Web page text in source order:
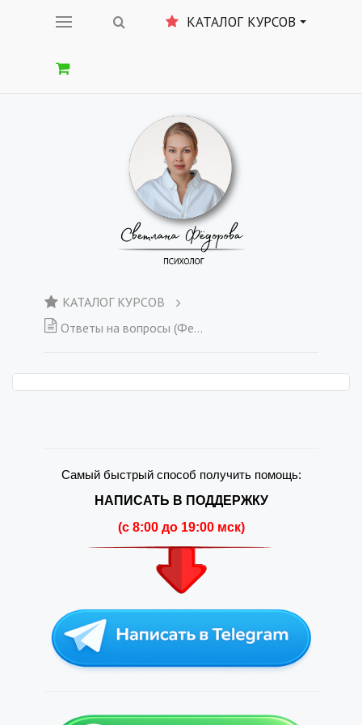
КАТАЛОГ КУРСОВ
КАТАЛОГ КУРСОВ
Ответы на вопросы (Февраль)
Самый быстрый способ получить помощь:
НАПИСАТЬ В ПОДДЕРЖКУ
(c 8:00 до 19:00 мск)